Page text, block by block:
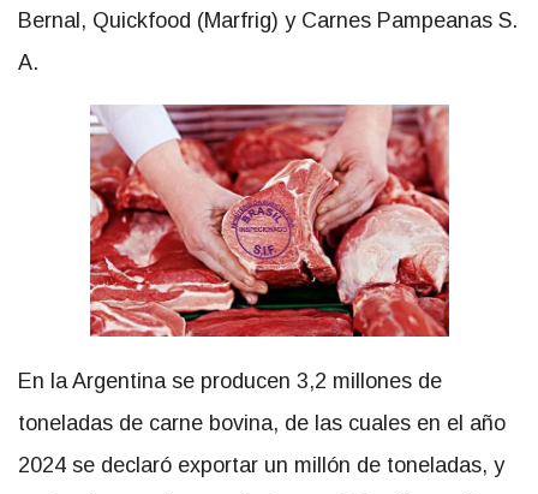
Bernal, Quickfood (Marfrig) y Carnes Pampeanas S.
A.
En la Argentina se producen 3,2 millones de
toneladas de carne bovina, de las cuales en el año
2024 se declaró exportar un millón de toneladas, y